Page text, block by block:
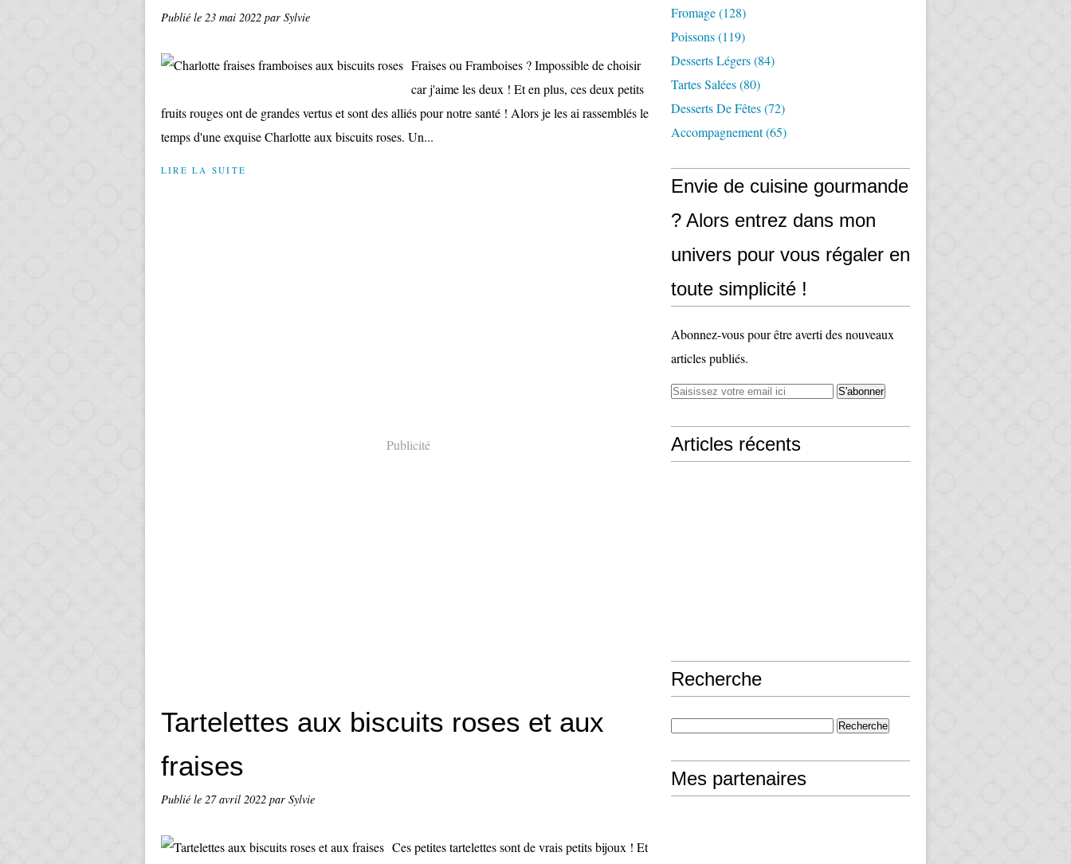
Publié le 23 mai 2022 par Sylvie
Fraises ou Framboises ? Impossible de choisir
car j'aime les deux ! Et en plus, ces deux petits
fruits rouges ont de grandes vertus et sont des alliés pour notre santé ! Alors je les ai rassemblés le
temps d'une exquise Charlotte aux biscuits roses. Un...
LIRE LA SUITE
Publicité
Tartelettes aux biscuits roses et aux
fraises
Publié le 27 avril 2022 par Sylvie
Ces petites tartelettes sont de vrais petits bijoux ! Et
Fromage(128)
Poissons(119)
Desserts Légers(84)
Tartes Salées(80)
Desserts De Fêtes(72)
Accompagnement(65)
Envie de cuisine gourmande
? Alors entrez dans mon
univers pour vous régaler en
toute simplicité !
Abonnez-vous pour être averti des nouveaux
articles publiés.
Articles récents
Recherche
Mes partenaires